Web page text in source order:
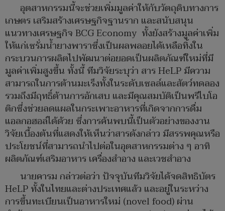
อุตสาหกรรมนี้จะช่วยเพิ่มมูลค่าให้กับวัตถุดิบทางการ
เกษตร เสริมสร้างเศรษฐกิจฐานราก และสนับสนุน
แนวทางเศรษฐกิจ BCG Economy ทั้งยังสร้างมูลค่าเพิ่ม
ให้แก่เซรั่มน้ำยางพาราซึ่งเป็นผลพลอยได้เหลือทิ้งใน
กระบวนการผลิตไปพัฒนาต่อยอดเป็นผลิตภัณฑ์ใหม่ที่มี
มูลค่าเพิ่มสูงขึ้น ทั้งนี้ ทีมวิจัยระบุว่า สาร HeLP มีความ
สามารถในการต้านมะเร็งทั้งในระดับเซลล์และสัตว์ทดลอง
รวมถึงมีฤทธิ์ต้านการอักเสบ และมีคุณสมบัติเป็นพรีไบโอ
ติกซึ่งช่วยลดแผลในกระเพาะอาหารที่เกิดจากการดื่ม
แอลกอฮอล์ได้ด้วย ซึ่งการค้นพบนี้เป็นตัวอย่างของงาน
วิจัยเบื้องต้นที่แสดงให้เห็นว่าสารดังกล่าว มีสรรพคุณหรือ
ประโยชน์ที่สามารถนำไปต่อในอุตสาหกรรมต่าง ๆ อาทิ
ผลิตภัณฑ์เสริมอาหาร เครื่องสำอาง และเวชสำอาง
นายคารม กล่าวต่อว่า ปัจจุบันทีมวิจัยได้จดสิทธิบัตร
HeLP ทั้งในไทยและต่างประเทศแล้ว และอยู่ในระหว่าง
การขึ้นทะเบียนเป็นอาหารใหม่ (novel food) ผ่าน